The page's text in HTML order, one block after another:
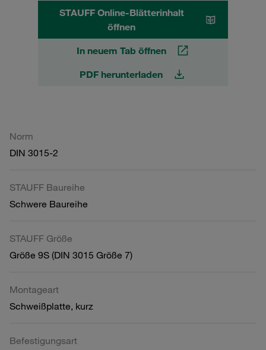
STAUFF Online-Blätterinhalt
öffnen
In neuem Tab öffnen
PDF herunterladen
Norm
DIN 3015-2
STAUFF Baureihe
Schwere Baureihe
STAUFF Größe
Größe 9S (DIN 3015 Größe 7)
Montageart
Schweißplatte, kurz
Befestigungsart